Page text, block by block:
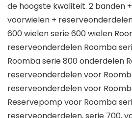
de hoogste kwaliteit. 2 banden
voorwielen +
600 wielen serie 600 wielen
reserveonderdelen Roomba
Roomba serie 800 onderdelen
reserveonderdelen voor
reserveonderdelen voor
Reservepomp voor Roomba